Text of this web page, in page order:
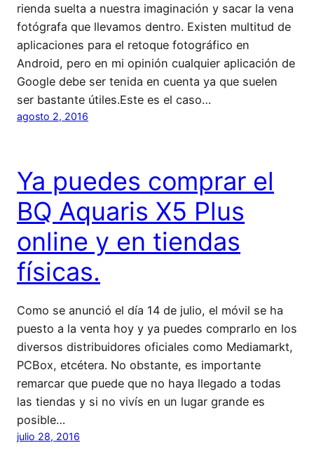
rienda suelta a nuestra imaginación y sacar la vena
fotógrafa que llevamos dentro. Existen multitud de
aplicaciones para el retoque fotográfico en
Android, pero en mi opinión cualquier aplicación de
Google debe ser tenida en cuenta ya que suelen
ser bastante útiles.Este es el caso…
agosto 2, 2016
Ya puedes comprar el
BQ Aquaris X5 Plus
online y en tiendas
físicas.
Como se anunció el día 14 de julio, el móvil se ha
puesto a la venta hoy y ya puedes comprarlo en los
diversos distribuidores oficiales como Mediamarkt,
PCBox, etcétera. No obstante, es importante
remarcar que puede que no haya llegado a todas
las tiendas y si no vivís en un lugar grande es
posible…
julio 28, 2016